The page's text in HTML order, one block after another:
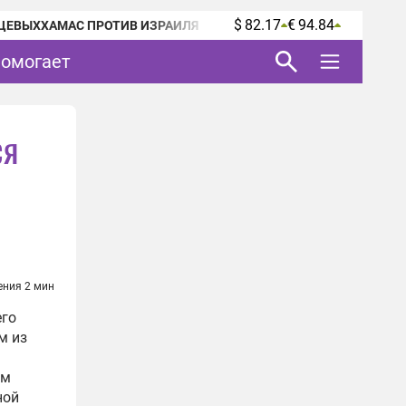
ХАМАС ПРОТИВ ИЗРАИЛЯ $ 82.17 € 94.84
2 мин
из